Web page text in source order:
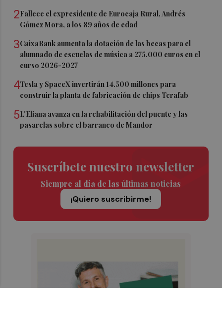
2Fallece el expresidente de Eurocaja Rural, Andrés
Gómez Mora, a los 89 años de edad
3CaixaBank aumenta la dotación de las becas para el
alumnado de escuelas de música a 275.000 euros en el
curso 2026-2027
4Tesla y SpaceX invertirán 14.500 millones para
construir la planta de fabricación de chips Terafab
5L'Eliana avanza en la rehabilitación del puente y las
pasarelas sobre el barranco de Mandor
Suscríbete nuestro newsletter
Siempre al día de las últimas noticias
¡Quiero suscribirme!